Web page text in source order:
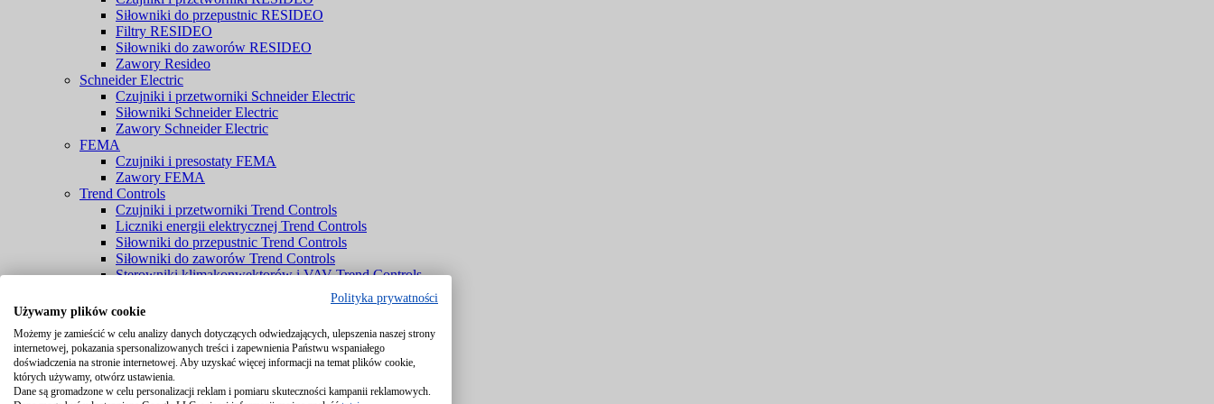
Siłowniki do przepustnic RESIDEO
Filtry RESIDEO
Siłowniki do zaworów RESIDEO
Zawory Resideo
Schneider Electric
Czujniki i przetworniki Schneider Electric
Siłowniki Schneider Electric
Zawory Schneider Electric
FEMA
Czujniki i presostaty FEMA
Zawory FEMA
Trend Controls
Czujniki i przetworniki Trend Controls
Liczniki energii elektrycznej Trend Controls
Siłowniki do przepustnic Trend Controls
Siłowniki do zaworów Trend Controls
Sterowniki klimakonwektorów i VAV Trend Controls
PENN® by Johnson Controls
Komponenty chłodnicze PENN® by Johnson Controls
Zawory PENN® by Johnson Controls
Braukmann
Czujniki Braukmann
Polityka prywatności
Używamy plików cookie
Możemy je zamieścić w celu analizy danych dotyczących odwiedzających, ulepszenia naszej strony
internetowej, pokazania spersonalizowanych treści i zapewnienia Państwu wspaniałego
doświadczenia na stronie internetowej. Aby uzyskać więcej informacji na temat plików cookie,
których używamy, otwórz ustawienia.
Dane są gromadzone w celu personalizacji reklam i pomiaru skuteczności kampanii reklamowych.